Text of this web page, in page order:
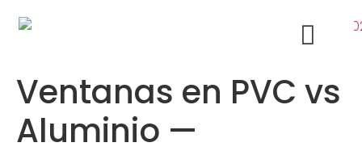
Ventanas en PVC vs
Aluminio —